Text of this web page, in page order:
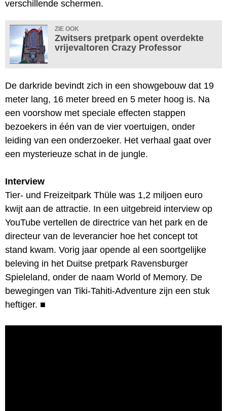
verschillende schermen.
ZIE OOK
Zwitsers pretpark opent overdekte
vrijevaltoren Crazy Professor
De darkride bevindt zich in een showgebouw dat 19
meter lang, 16 meter breed en 5 meter hoog is. Na
een voorshow met speciale effecten stappen
bezoekers in één van de vier voertuigen, onder
leiding van een onderzoeker. Het verhaal gaat over
een mysterieuze schat in de jungle.
Interview
Tier- und Freizeitpark Thüle was 1,2 miljoen euro
kwijt aan de attractie. In een uitgebreid interview op
YouTube vertellen de directrice van het park en de
directeur van de leverancier hoe het concept tot
stand kwam. Vorig jaar opende al een soortgelijke
beleving in het Duitse pretpark Ravensburger
Spieleland, onder de naam World of Memory. De
bewegingen van Tiki-Tahiti-Adventure zijn een stuk
heftiger. ■